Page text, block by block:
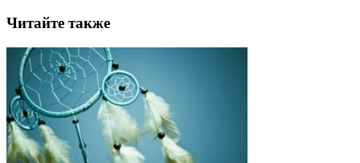
Читайте также